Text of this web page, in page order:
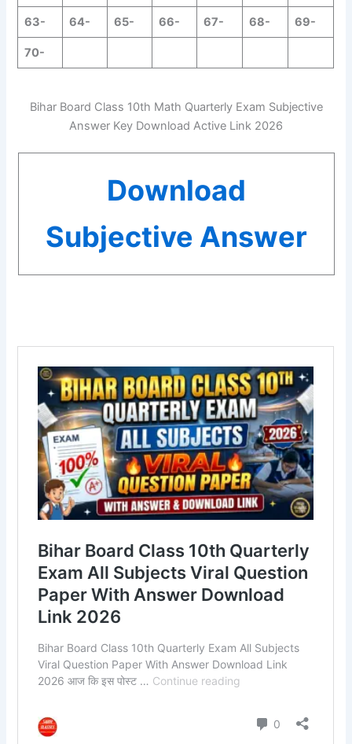
63- 64- 65- 66- 67- 68- 69-
70-
Bihar Board Class 10th Math Quarterly Exam Subjective
Answer Key Download Active Link 2026
Download
Subjective Answer